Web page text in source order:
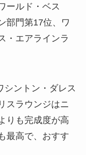
ールド・ベス
部門第17位、ワ
・エアラインラ
シントン・ダレス
スラウンジはニ
りも完成度が高
最高で、おすす